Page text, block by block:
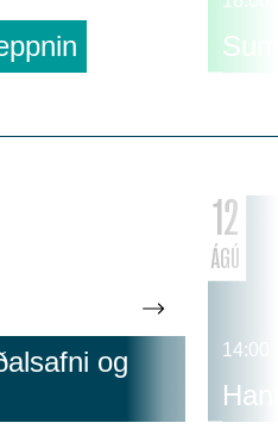
og
12
ÁGÚ
14:00